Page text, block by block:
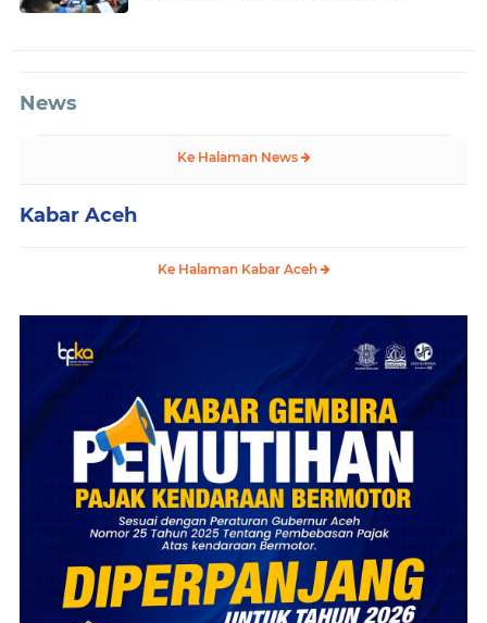
News
Ke Halaman News
Kabar Aceh
Ke Halaman Kabar Aceh